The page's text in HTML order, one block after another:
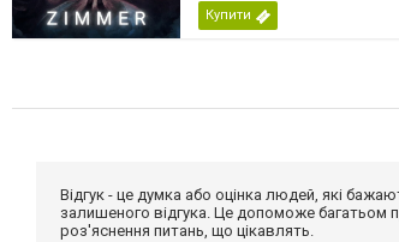
Купити
Відгук - це думка або оцінка людей, які
залишеного відгука. Це допоможе багатьом
роз'яснення питань, що цікавлять.